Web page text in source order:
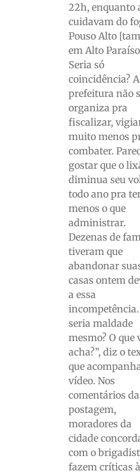
22h, enquanto
cuidavam do
Pouso Alto
em Alto
Seria só
coincidência? A
prefeitura não
organiza pra
fiscalizar,
muito menos
combater.
gostar que o
diminua seu
todo ano pra
menos o que
administrar.
Dezenas de
tiveram que
abandonar
casas ontem
a essa
incompetência.
seria maldade
mesmo? O que
acha?”, diz o
que
vídeo. Nos
comentários da
postagem,
moradores da
cidade
com o
fazem críticas à